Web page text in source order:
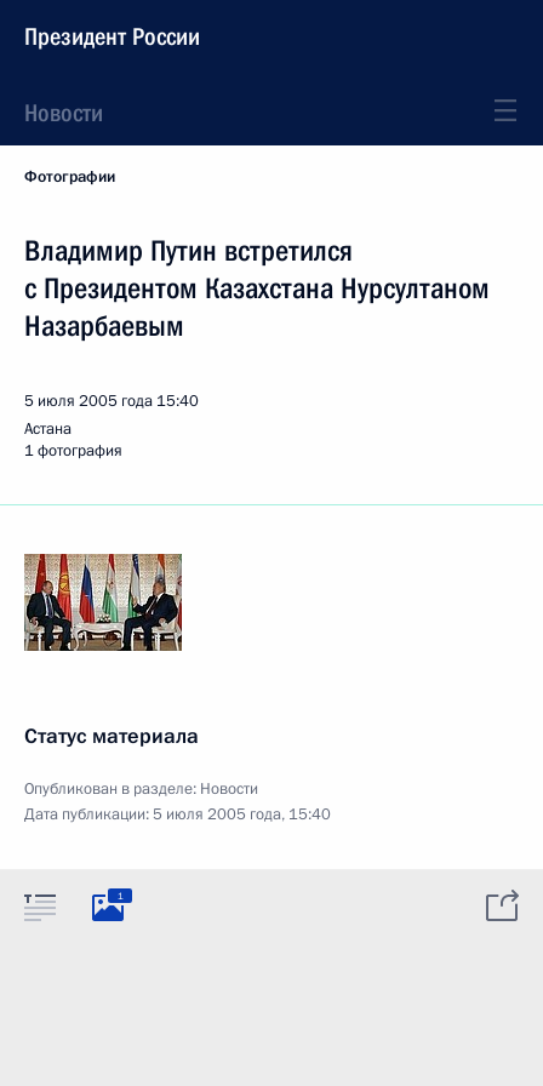
Президент России
Новости
Фотографии
Владимир Путин встретился
с Президентом Казахстана Нурсултаном
Назарбаевым
5 июля 2005 года 15:40
Астана
1 фотография
Статус материала
Опубликован в разделе: Новости
Дата публикации:5 июля 2005 года, 15:40
1